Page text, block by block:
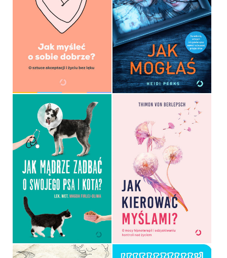
JAK MYŚLEĆ O SOBIE
DOBRZE?
STEFANIE STAHL
OPRAWA MIĘKKA ZE SKRZYDEŁKAMI
39,90 ZŁ
JAK MOGŁAŚ
HEIDI PERKS
OPRAWA MIĘKKA ZE SKRZYDEŁKAMI
36,90 ZŁ
JAK MĄDRZE ZADBAĆ O
SWOJEGO PSA I KOTA?
MAGDA FIRLEJ-OLIWA
OPRAWA MIĘKKA
39,99 ZŁ
JAK KIEROWAĆ
MYŚLAMI?
THIMON VON BERLEPSCH,
LISA BITZER
OPRAWA MIĘKKA
44,99 ZŁ